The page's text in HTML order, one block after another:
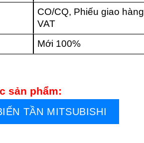
CO/CQ, Phiếu giao
VAT
Mới 100%
sản phẩm:
TẦN MITSUBISHI